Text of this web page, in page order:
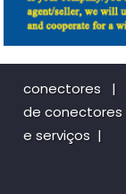
conectores |
de conectores
e serviços |